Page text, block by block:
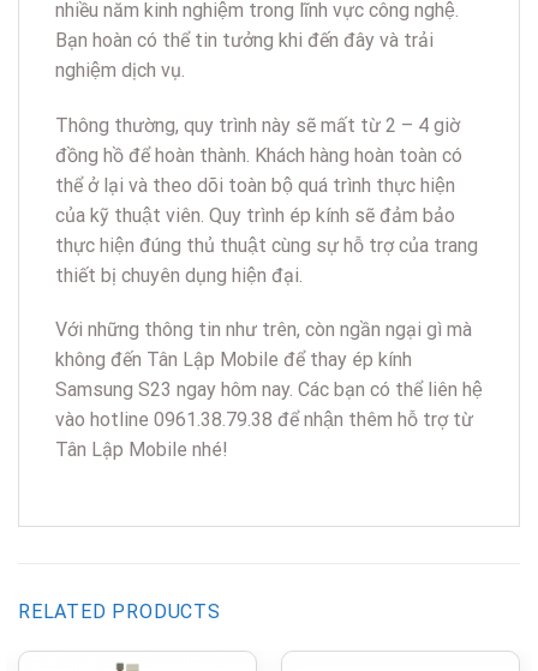
nhiều năm kinh nghiệm trong lĩnh vực công nghệ.
Bạn hoàn có thể tin tưởng khi đến đây và trải
nghiệm dịch vụ.
Thông thường, quy trình này sẽ mất từ 2 – 4 giờ
đồng hồ để hoàn thành. Khách hàng hoàn toàn có
thể ở lại và theo dõi toàn bộ quá trình thực hiện
của kỹ thuật viên. Quy trình ép kính sẽ đảm bảo
thực hiện đúng thủ thuật cùng sự hỗ trợ của trang
thiết bị chuyên dụng hiện đại.
Với những thông tin như trên, còn ngần ngại gì mà
không đến Tân Lập Mobile để thay ép kính
Samsung S23 ngay hôm nay. Các bạn có thể liên hệ
vào hotline 0961.38.79.38 để nhận thêm hỗ trợ từ
Tân Lập Mobile nhé!
RELATED PRODUCTS